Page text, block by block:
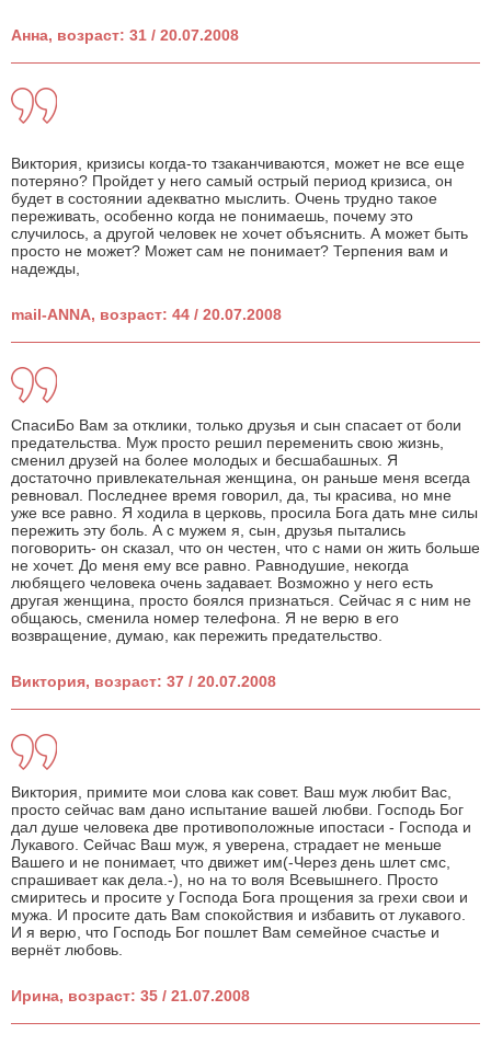
Анна, возраст: 31 / 20.07.2008
Виктория, кризисы когда-то тзаканчиваются, может не все еще
потеряно? Пройдет у него самый острый период кризиса, он
будет в состоянии адекватно мыслить. Очень трудно такое
переживать, особенно когда не понимаешь, почему это
случилось, а другой человек не хочет объяснить. А может быть
просто не может? Может сам не понимает? Терпения вам и
надежды,
mail-ANNA, возраст: 44 / 20.07.2008
СпасиБо Вам за отклики, только друзья и сын спасает от боли
предательства. Муж просто решил переменить свою жизнь,
сменил друзей на более молодых и бесшабашных. Я
достаточно привлекательная женщина, он раньше меня всегда
ревновал. Последнее время говорил, да, ты красива, но мне
уже все равно. Я ходила в церковь, просила Бога дать мне силы
пережить эту боль. А с мужем я, сын, друзья пытались
поговорить- он сказал, что он честен, что с нами он жить больше
не хочет. До меня ему все равно. Равнодушие, некогда
любящего человека очень задавает. Возможно у него есть
другая женщина, просто боялся признаться. Сейчас я с ним не
общаюсь, сменила номер телефона. Я не верю в его
возвращение, думаю, как пережить предательство.
Виктория, возраст: 37 / 20.07.2008
Виктория, примите мои слова как совет. Ваш муж любит Вас,
просто сейчас вам дано испытание вашей любви. Господь Бог
дал душе человека две противоположные ипостаси - Господа и
Лукавого. Сейчас Ваш муж, я уверена, страдает не меньше
Вашего и не понимает, что движет им(-Через день шлет смс,
спрашивает как дела.-), но на то воля Всевышнего. Просто
смиритесь и просите у Господа Бога прощения за грехи свои и
мужа. И просите дать Вам спокойствия и избавить от лукавого.
И я верю, что Господь Бог пошлет Вам семейное счастье и
вернёт любовь.
Ирина, возраст: 35 / 21.07.2008